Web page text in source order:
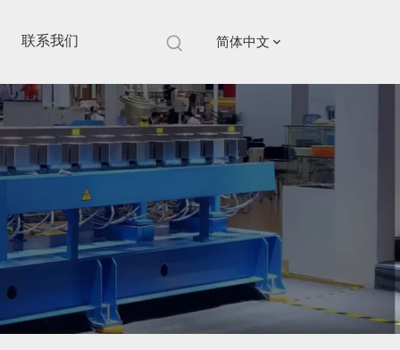
联系我们 简体中文